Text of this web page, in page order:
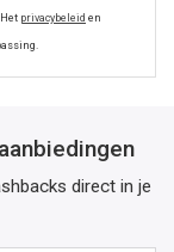
privacybeleid en
direct in je